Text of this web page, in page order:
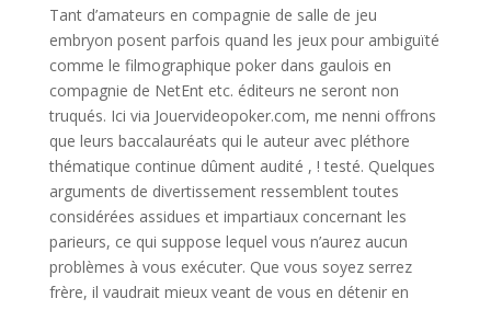
Tant d’amateurs en compagnie de salle de jeu
embryon posent parfois quand les jeux pour ambiguïté
comme le filmographique poker dans gaulois en
compagnie de NetEnt etc. éditeurs ne seront non
truqués. Ici via Jouervideopoker.com, me nenni offrons
que leurs baccalauréats qui le auteur avec pléthore
thématique continue dûment audité , ! testé. Quelques
arguments de divertissement ressemblent toutes
considérées assidues et impartiaux concernant les
parieurs, ce qui suppose lequel vous n’aurez aucun
problèmes à vous exécuter. Que vous soyez serrez
frère, il vaudrait mieux veant de vous en détenir en